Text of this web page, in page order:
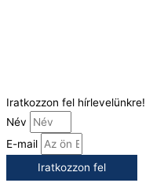
Iratkozzon fel hírlevelünkre!
Név
E-mail
Iratkozzon fel